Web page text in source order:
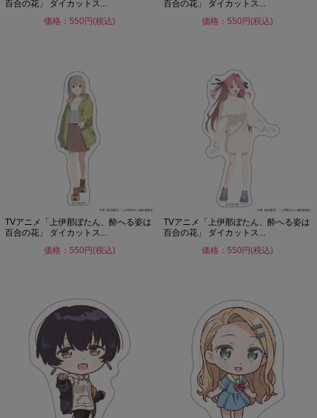
百合の花」 ダイカットス...
価格：550円(税込)
百合の花」 ダイカットス...
価格：550円(税込)
TVアニメ「上伊那ぼたん、酔へる姿は
百合の花」 ダイカットス...
価格：550円(税込)
TVアニメ「上伊那ぼたん、酔へる姿は
百合の花」 ダイカットス...
価格：550円(税込)